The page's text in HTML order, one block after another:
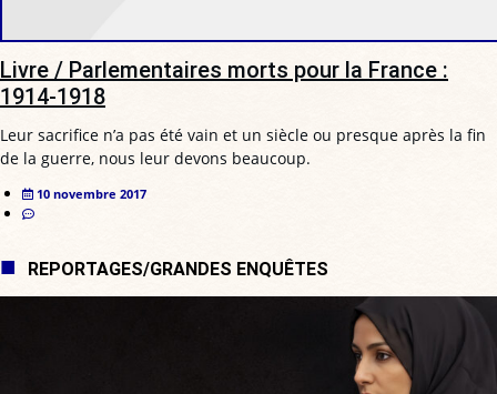
Livre / Parlementaires morts pour la France :
1914-1918
Leur sacrifice n’a pas été vain et un siècle ou presque après la fin
de la guerre, nous leur devons beaucoup.
10 novembre 2017
REPORTAGES/GRANDES ENQUÊTES